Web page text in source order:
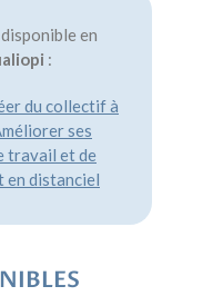
en
:
du collectif à
ses
travail et de
en distanciel